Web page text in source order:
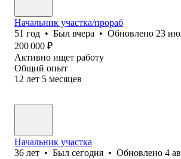
Начальник участка/прораб
51 год • Был вчера • Обновлено 23
200 000 ₽
Активно ищет работу
Общий опыт
12 лет 5 месяцев
Начальник участка
36 лет • Был сегодня • Обновлено 4